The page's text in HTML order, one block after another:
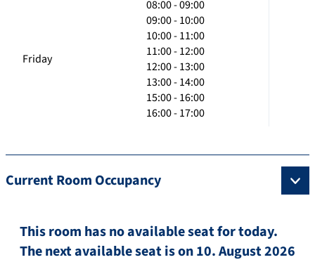
Friday
08:00 - 09:00
09:00 - 10:00
10:00 - 11:00
11:00 - 12:00
12:00 - 13:00
13:00 - 14:00
15:00 - 16:00
16:00 - 17:00
Current Room Occupancy
This room has no available seat for today.
The next available seat is on 10. August 2026